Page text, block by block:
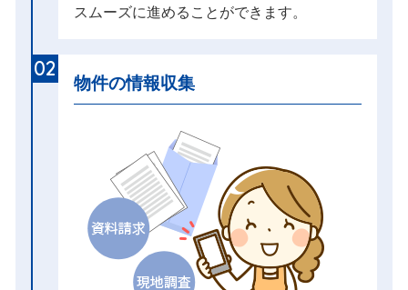
スムーズに進めることができます。
02
物件の情報収集